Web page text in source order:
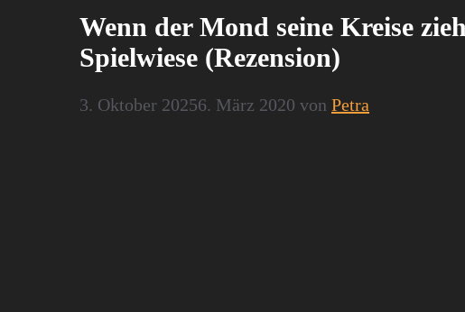
Wenn der Mond seine Kreise
Spielwiese (Rezension)
3. Oktober 20256. März 2020 von Petra